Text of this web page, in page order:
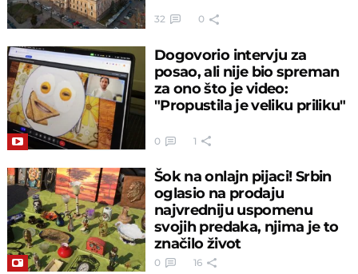
32 0
Dogovorio intervju za
posao, ali nije bio spreman
za ono što je video:
"Propustila je veliku priliku"
0 1
Šok na onlajn pijaci! Srbin
oglasio na prodaju
najvredniju uspomenu
svojih predaka, njima je to
značilo život
0 16